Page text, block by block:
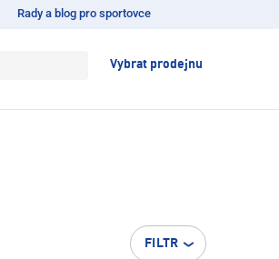
Rady a blog pro sportovce
Vybrat prodejnu
FILTR